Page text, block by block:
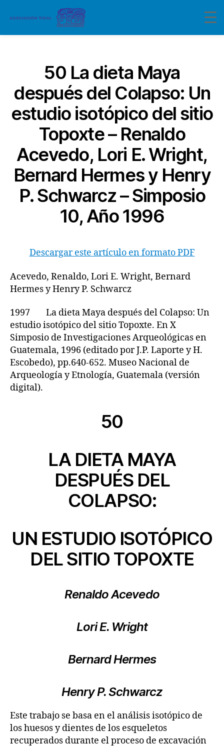
50 La dieta Maya
después del Colapso: Un
estudio isotópico del sitio
Topoxte – Renaldo
Acevedo, Lori E. Wright,
Bernard Hermes y Henry
P. Schwarcz – Simposio
10, Año 1996
Descargar este artículo en formato PDF
Acevedo, Renaldo, Lori E. Wright, Bernard
Hermes y Henry P. Schwarcz
1997 La dieta Maya después del Colapso: Un
estudio isotópico del sitio Topoxte. En X
Simposio de Investigaciones Arqueológicas en
Guatemala, 1996 (editado por J.P. Laporte y H.
Escobedo), pp.640-652. Museo Nacional de
Arqueología y Etnología, Guatemala (versión
digital).
50
LA DIETA MAYA
DESPUÉS DEL
COLAPSO:
UN ESTUDIO ISOTÓPICO
DEL SITIO TOPOXTE
Renaldo Acevedo
Lori E. Wright
Bernard Hermes
Henry P. Schwarcz
Este trabajo se basa en el análisis isotópico de
los huesos y dientes de los esqueletos
recuperados durante el proceso de excavación